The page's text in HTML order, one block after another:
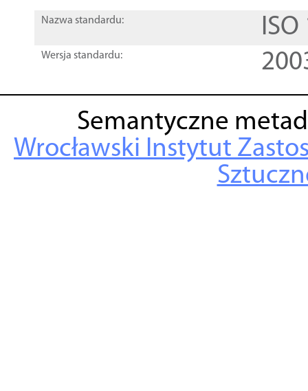
Nazwa standardu:
Wersja standardu:
Semantyczne
Wrocławski Instytut